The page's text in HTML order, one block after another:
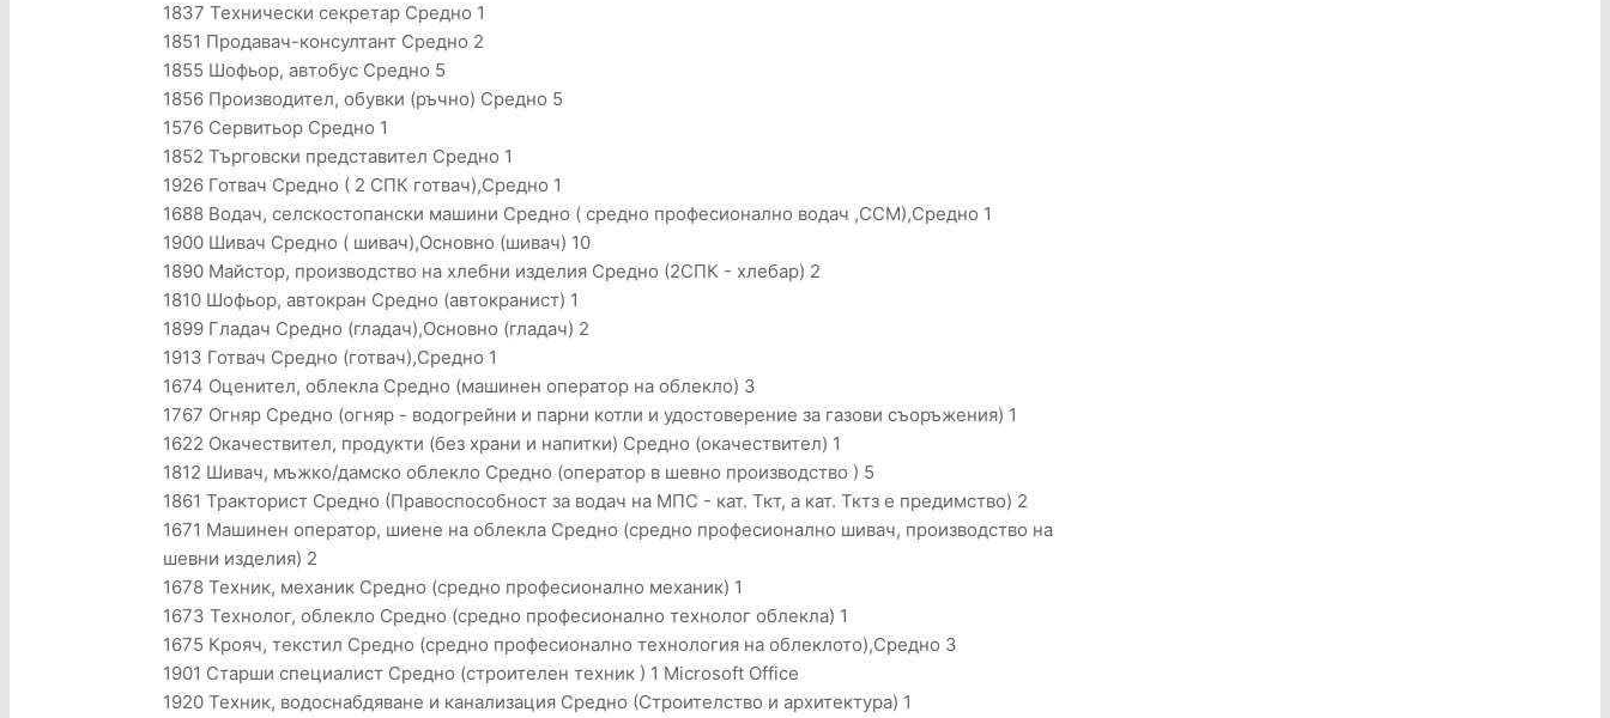
1837 Технически секретар Средно 1
1851 Продавач-консултант Средно 2
1855 Шофьор, автобус Средно 5
1856 Производител, обувки (ръчно) Средно 5
1576 Сервитьор Средно 1
1852 Търговски представител Средно 1
1926 Готвач Средно ( 2 СПК готвач),Средно 1
1688 Водач, селскостопански машини Средно ( средно профeсионално водач ,ССМ),Средно 1
1900 Шивач Средно ( шивач),Основно (шивач) 10
1890 Майстор, производство на хлебни изделия Средно (2СПК - хлебар) 2
1810 Шофьор, автокран Средно (автокранист) 1
1899 Гладач Средно (гладач),Основно (гладач) 2
1913 Готвач Средно (готвач),Средно 1
1674 Оценител, облекла Средно (машинен оператор на облекло) 3
1767 Огняр Средно (огняр - водогрейни и парни котли и удостоверение за газови съоръжения) 1
1622 Окачествител, продукти (без храни и напитки) Средно (окачествител) 1
1812 Шивач, мъжко/дамско облекло Средно (оператор в шевно производство ) 5
1861 Тракторист Средно (Правоспособност за водач на МПС - кат. Ткт, а кат. Тктз е предимство) 2
1671 Машинен оператор, шиене на облекла Средно (средно професионално шивач, производство на
шевни изделия) 2
1678 Техник, механик Средно (средно професионално механик) 1
1673 Технолог, облекло Средно (средно професионално технолог облекла) 1
1675 Крояч, текстил Средно (средно професионално технология на облеклото),Средно 3
1901 Старши специалист Средно (строителен техник ) 1 Microsoft Office
1920 Техник, водоснабдяване и канализация Средно (Строителство и архитектура) 1